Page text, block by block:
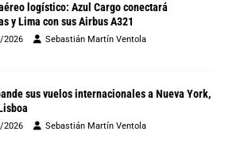
logístico: Azul Cargo conectará
y Lima con sus Airbus A321
2026 Sebastián Martín Ventola
sus vuelos internacionales a Nueva York,
2026 Sebastián Martín Ventola